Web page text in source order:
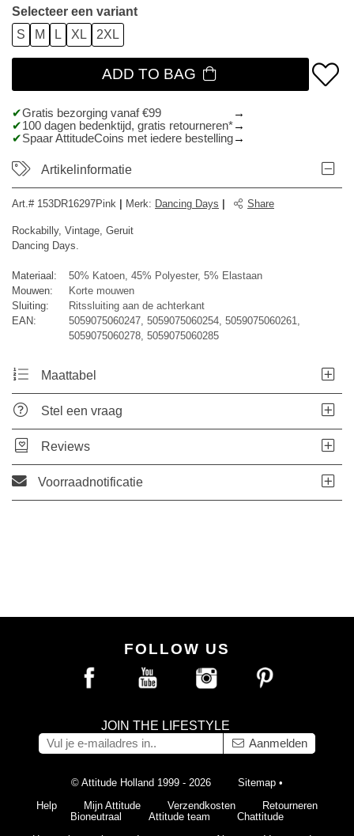
Selecteer een variant
S
M L XL 2XL
ADD TO BAG
Gratis bezorging vanaf €99
100 dagen bedenktijd, gratis retourneren*
Spaar AttitudeCoins met iedere bestelling
Artikelinformatie
Art.# 153DR16297Pink Merk: Dancing Days Share
Rockabilly, Vintage, Geruit
Dancing Days.
Materiaal:
50% Katoen, 45% Polyester, 5% Elastaan
Mouwen:
Korte mouwen
Sluiting:
Ritssluiting aan de achterkant
EAN:
5059075060247, 5059075060254, 5059075060261,
5059075060278, 5059075060285
Maattabel
Stel een vraag
Reviews
Voorraadnotificatie
FOLLOW US
JOIN THE LIFESTYLE
Aanmelden
© Attitude Holland 1999 - 2026 Sitemap •
Help
Mijn Attitude Verzendkosten
Retourneren
Bioneutraal
Attitude team
Chattitude